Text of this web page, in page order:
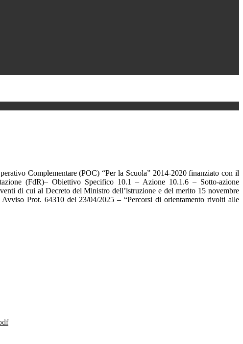
Complementare (POC) “Per la Scuola” 2014-2020 finanziato con il
(FdR)– Obiettivo Specifico 10.1 – Azione 10.1.6 – Sotto-azione
di cui al Decreto del Ministro dell’istruzione e del merito 15 novembre
Prot. 64310 del 23/04/2025 – “Percorsi di orientamento rivolti alle